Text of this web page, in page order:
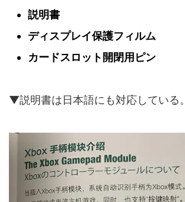
説明書
ディスプレイ保護フィルム
カードスロット開閉用ピン
▼説明書は日本語にも対応している。